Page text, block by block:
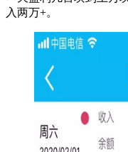
入两万+。